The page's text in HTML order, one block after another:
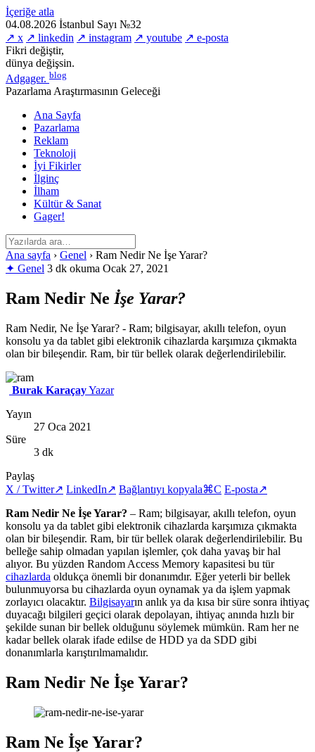
İçeriğe atla
04.08.2026 İstanbul Sayı №32
↗ x ↗ linkedin ↗ instagram ↗ youtube ↗ e-posta
Fikri değiştir,
dünya değişsin.
Adgager. blog
Pazarlama Araştırmasının Geleceği
Ana Sayfa
Pazarlama
Reklam
Teknoloji
İyi Fikirler
İlginç
İlham
Kültür & Sanat
Gager!
Ana sayfa › Genel › Ram Nedir Ne İşe Yarar?
✦ Genel 3 dk okuma Ocak 27, 2021
Ram Nedir Neİşe Yarar?
Ram Nedir, Ne İşe Yarar? - Ram; bilgisayar, akıllı telefon, oyun
konsolu ya da tablet gibi elektronik cihazlarda karşımıza çıkmakta
olan bir bileşendir. Ram, bir tür bellek olarak değerlendirilebilir.
Burak KaraçayYazar
Yayın
27 Oca 2021
Süre
3 dk
Paylaş
X / Twitter↗ LinkedIn↗ Bağlantıyı kopyala⌘C E-posta↗
Ram Nedir Ne İşe Yarar? – Ram; bilgisayar, akıllı telefon, oyun
konsolu ya da tablet gibi elektronik cihazlarda karşımıza çıkmakta
olan bir bileşendir. Ram, bir tür bellek olarak değerlendirilebilir. Bu
belleğe sahip olmadan yapılan işlemler, çok daha yavaş bir hal
alıyor. Bu yüzden Random Access Memory kapasitesi bu tür
cihazlarda oldukça önemli bir donanımdır. Eğer yeterli bir bellek
bulunmuyorsa bu cihazlarda oyun oynamak ya da işlem yapmak
zorlayıcı olacaktır. Bilgisayarın anlık ya da kısa bir süre sonra ihtiyaç
duyacağı bilgileri geçici olarak depolayan, ihtiyaç anında hızlı bir
şekilde sunan bir bellek olduğunu söylemek mümkün. Ram her ne
kadar bellek olarak ifade edilse de HDD ya da SDD gibi
donanımlarla karıştırılmamalıdır.
Ram Nedir Ne İşe Yarar?
Ram Ne İşe Yarar?